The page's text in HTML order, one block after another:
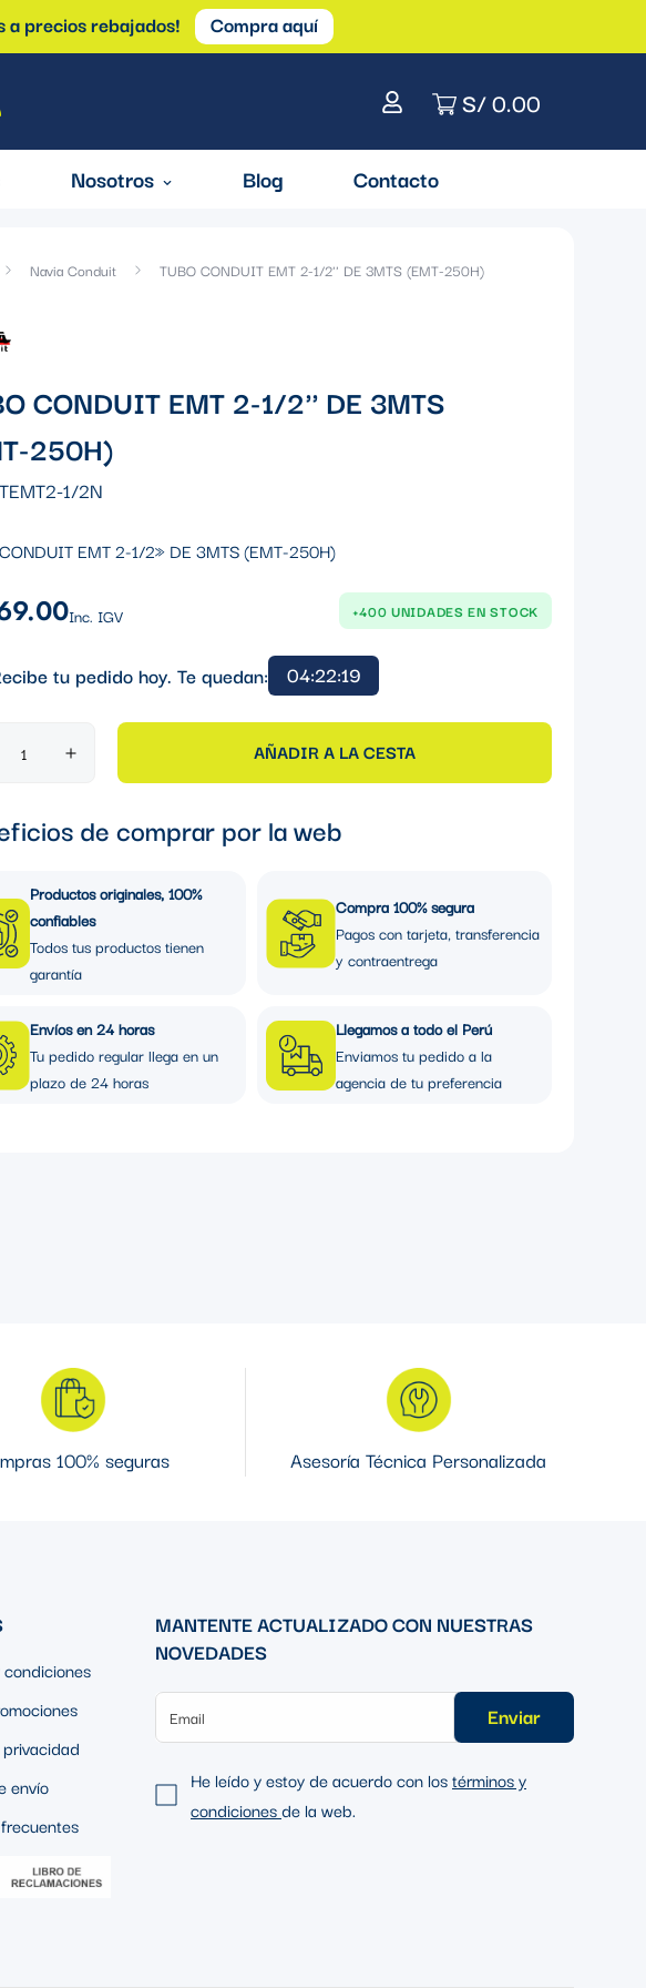
a precios rebajados! Compra aquí
S/ 0.00
Nosotros Blog Contacto
Navia Conduit TUBO CONDUIT EMT 2-1/2'' DE 3MTS (EMT-250H)
CONDUIT EMT 2-1/2'' DE 3MTS
250H)
TEMT2-1/2N
EMT 2-1/2» DE 3MTS (EMT-250H)
Inc. IGV +400 UNIDADES EN STOCK
tu pedido hoy. Te quedan: 04:22:19
AÑADIR A LA CESTA
de comprar por la web
Productos originales, 100%
confiables
Todos tus productos tienen
garantía
Compra 100% segura
Pagos con tarjeta, transferencia
y contraentrega
Envíos en 24 horas
Tu pedido regular llega en un
plazo de 24 horas
Llegamos a todo el Perú
Enviamos tu pedido a la
agencia de tu preferencia
100% seguras Asesoría Técnica Personalizada
condiciones
envío
MANTENTE ACTUALIZADO CON NUESTRAS
NOVEDADES
Enviar
He leído y estoy de acuerdo con lostérminos y
condicionesde la web.